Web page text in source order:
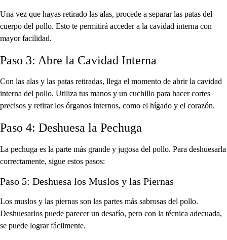
Una vez que hayas retirado las alas, procede a separar las patas del
cuerpo del pollo. Esto te permitirá acceder a la cavidad interna con
mayor facilidad.
Paso 3: Abre la Cavidad Interna
Con las alas y las patas retiradas, llega el momento de abrir la cavidad
interna del pollo. Utiliza tus manos y un cuchillo para hacer cortes
precisos y retirar los órganos internos, como el hígado y el corazón.
Paso 4: Deshuesa la Pechuga
La pechuga es la parte más grande y jugosa del pollo. Para deshuesarla
correctamente, sigue estos pasos:
Paso 5: Deshuesa los Muslos y las Piernas
Los muslos y las piernas son las partes más sabrosas del pollo.
Deshuesarlos puede parecer un desafío, pero con la técnica adecuada,
se puede lograr fácilmente.